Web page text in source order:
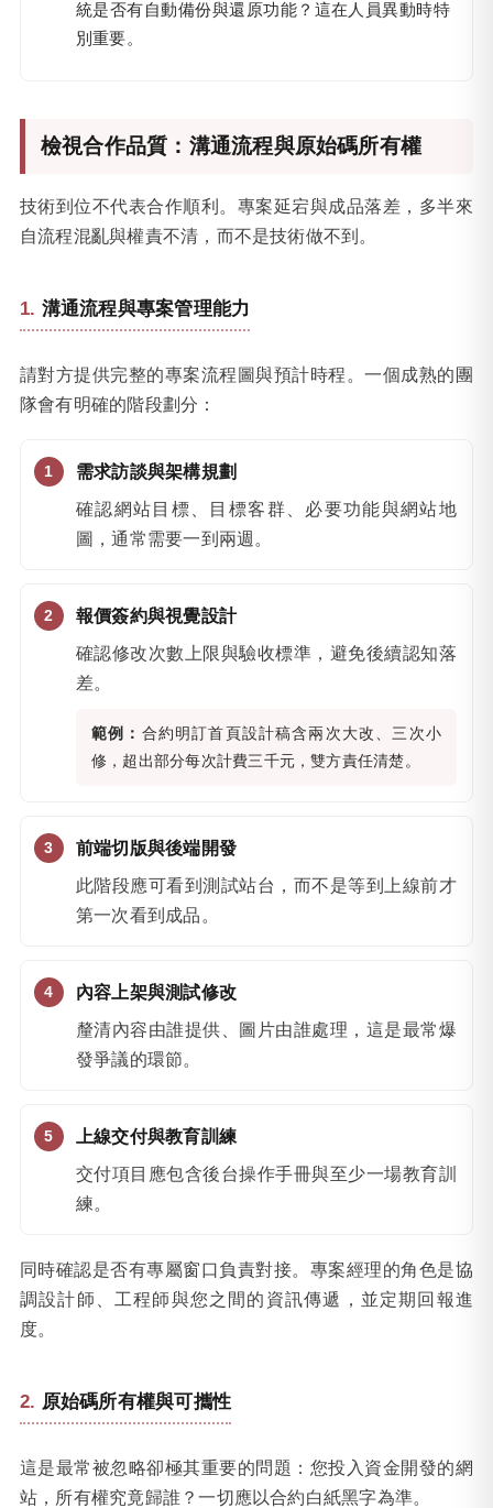
統是否有自動備份與還原功能？這在人員異動時特
別重要。
檢視合作品質：溝通流程與原始碼所有權
技術到位不代表合作順利。專案延宕與成品落差，多半來
自流程混亂與權責不清，而不是技術做不到。
溝通流程與專案管理能力
請對方提供完整的專案流程圖與預計時程。一個成熟的團
隊會有明確的階段劃分：
需求訪談與架構規劃
確認網站目標、目標客群、必要功能與網站地
圖，通常需要一到兩週。
報價簽約與視覺設計
確認修改次數上限與驗收標準，避免後續認知落
差。
範例： 合約明訂首頁設計稿含兩次大改、三次小
修，超出部分每次計費三千元，雙方責任清楚。
前端切版與後端開發
此階段應可看到測試站台，而不是等到上線前才
第一次看到成品。
內容上架與測試修改
釐清內容由誰提供、圖片由誰處理，這是最常爆
發爭議的環節。
上線交付與教育訓練
交付項目應包含後台操作手冊與至少一場教育訓
練。
同時確認是否有專屬窗口負責對接。專案經理的角色是協
調設計師、工程師與您之間的資訊傳遞，並定期回報進
度。
原始碼所有權與可攜性
這是最常被忽略卻極其重要的問題：您投入資金開發的網
站，所有權究竟歸誰？一切應以合約白紙黑字為準。